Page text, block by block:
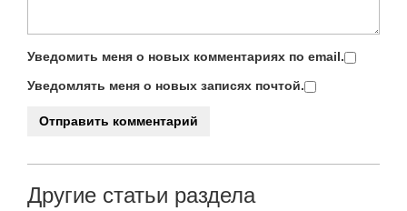
Уведомить меня о новых комментариях по email.
Уведомлять меня о новых записях почтой.
Другие статьи раздела